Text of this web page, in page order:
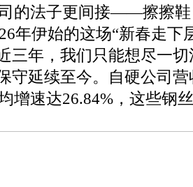
司的法子更间接——擦擦
年伊始的这场“新春走下
三年，我们只能想尽一
守延续至今。自硬公司
增速达26.84%，这些钢